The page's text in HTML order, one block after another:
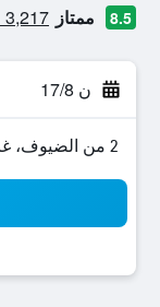
8.5 ممتاز 3,217 من التقييمات تم التحقق منها
ن 17/8
2 من الضيوف، غرفة واحدة